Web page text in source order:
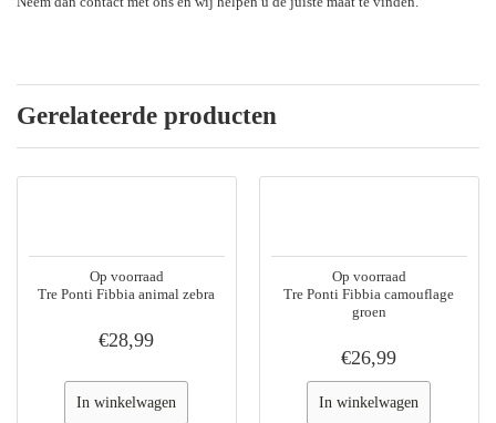
Gerelateerde producten
Op voorraad
Tre Ponti Fibbia animal zebra
€28,99
In winkelwagen
Op voorraad
Tre Ponti Fibbia camouflage
groen
€26,99
In winkelwagen